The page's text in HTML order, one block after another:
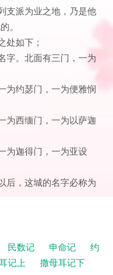
支派为业之地，乃是他
。
处如下；
字。北面有三门，一为
为约瑟门，一为便雅悯
为西缅门，一为以萨迦
为迦得门，一为亚设
后，这城的名字必称为
民数记 申命记
约
记上
撒母耳记下